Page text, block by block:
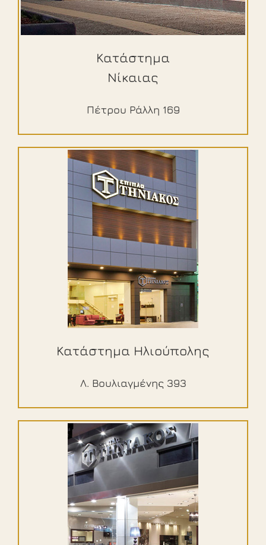
Κατάστημα
Νίκαιας
Πέτρου Ράλλη 169
Κατάστημα Ηλιούπολης
Λ. Βουλιαγμένης 393